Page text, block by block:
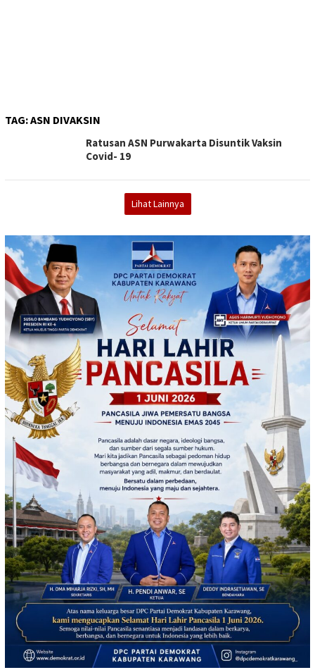
TAG:ASN DIVAKSIN
Ratusan ASN Purwakarta Disuntik Vaksin
Covid- 19
Lihat Lainnya